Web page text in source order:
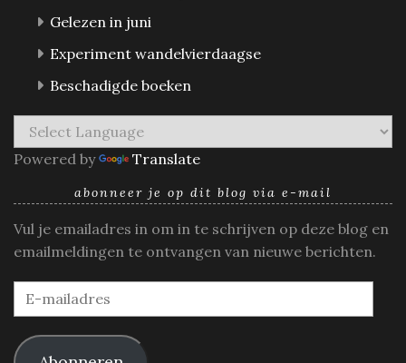
Gelezen in juni
Experiment wandelvierdaagse
Beschadigde boeken
Powered by Translate
abonneer je op dit blog via e-mail
Vul je emailadres in om in te schrijven op deze blog en
emailmeldingen te ontvangen van nieuwe berichten.
E-
mailadres